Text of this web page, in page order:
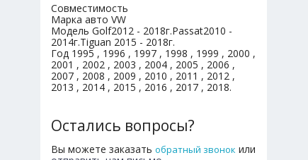
Совместимость
Марка авто VW
Модель Golf2012 - 2018г.Passat2010 -
2014г.Tiguan 2015 - 2018г.
Год 1995 , 1996 , 1997 , 1998 , 1999 , 2000 ,
2001 , 2002 , 2003 , 2004 , 2005 , 2006 ,
2007 , 2008 , 2009 , 2010 , 2011 , 2012 ,
2013 , 2014 , 2015 , 2016 , 2017 , 2018.
Остались вопросы?
Вы можете заказать обратный звонок или